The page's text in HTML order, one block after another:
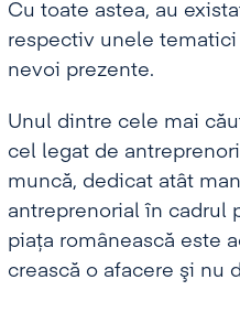
Cu toate astea, au
respectiv unele
nevoi prezente.
Unul dintre cele mai
cel legat de
muncă, dedicat atât
antreprenorial în cadrul
piaţa românească este
crească o afacere şi nu